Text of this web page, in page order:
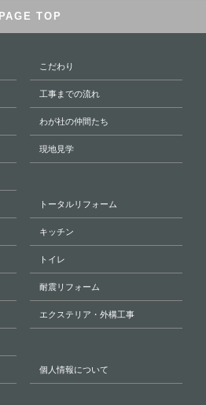
PAGE TOP
こだわり
工事までの流れ
わが社の仲間たち
現地見学
トータルリフォーム
キッチン
トイレ
耐震リフォーム
エクステリア・外構工事
個人情報について